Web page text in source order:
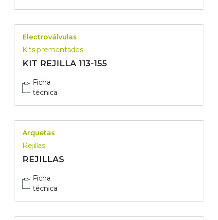
Electroválvulas
Kits premontados
KIT REJILLA 113-155
Ficha
técnica
Arquetas
Rejillas
REJILLAS
Ficha
técnica